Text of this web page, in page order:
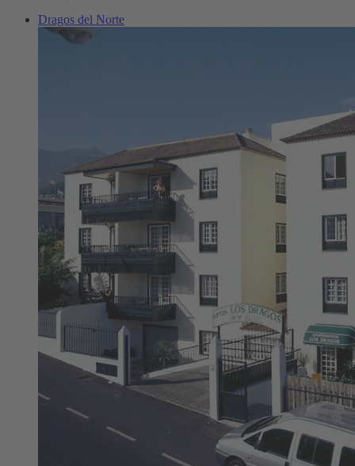
Dragos del Norte